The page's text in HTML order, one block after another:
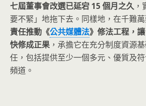
七屆董事會改選已延宕 15 個月之久
要不緊」地拖下去。同樣地，在千難萬
責任推動《公共媒體法》修法工程，
快修成正果 ，承擔它在充分制度資源
任，包括提供至少一個多元、優質及
頻道。